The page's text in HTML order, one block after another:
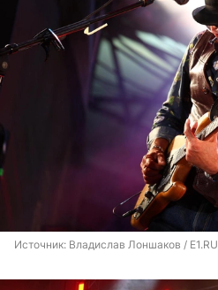
Источник: Владислав Лоншаков / E1.RU